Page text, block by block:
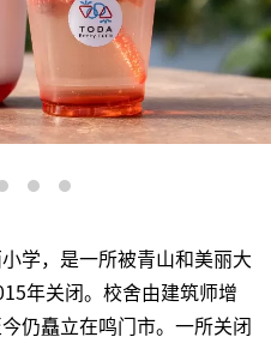
学，是一所被青山和美丽大
年关闭。校舍由建筑师增
仍矗立在鸣门市。一所关闭